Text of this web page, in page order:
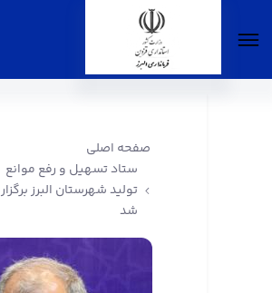
صفحه اصلی
ستاد تسهیل و رفع موانع
تولید شهرستان البرز برگزار
شد